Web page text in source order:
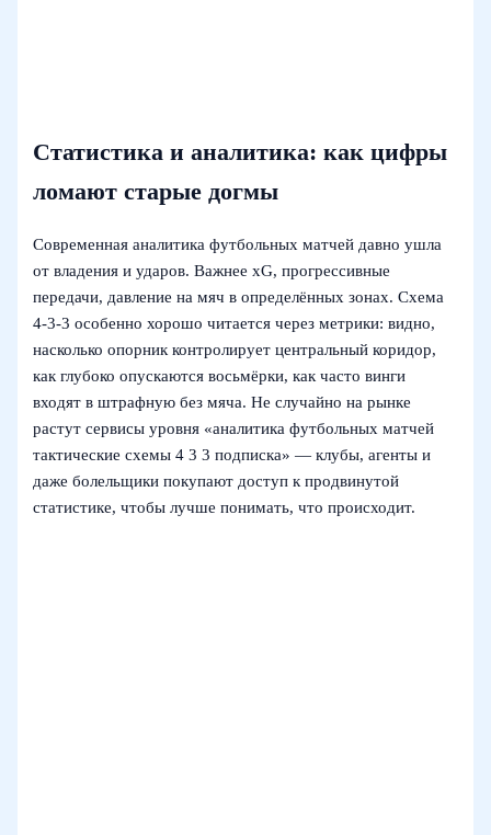
Статистика и аналитика: как цифры
ломают старые догмы
Современная аналитика футбольных матчей давно ушла
от владения и ударов. Важнее xG, прогрессивные
передачи, давление на мяч в определённых зонах. Схема
4-3-3 особенно хорошо читается через метрики: видно,
насколько опорник контролирует центральный коридор,
как глубоко опускаются восьмёрки, как часто винги
входят в штрафную без мяча. Не случайно на рынке
растут сервисы уровня «аналитика футбольных матчей
тактические схемы 4 3 3 подписка» — клубы, агенты и
даже болельщики покупают доступ к продвинутой
статистике, чтобы лучше понимать, что происходит.